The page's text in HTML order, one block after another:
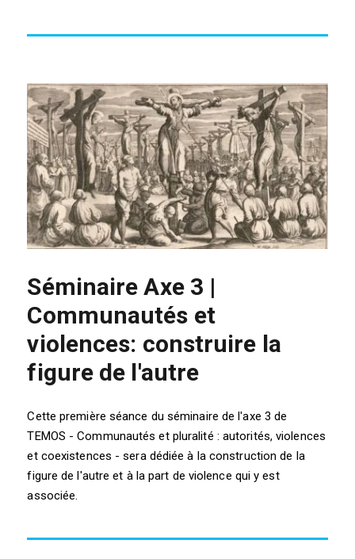
Séminaire Axe 3 |
Communautés et
violences: construire la
figure de l'autre
Cette première séance du séminaire de l'axe 3 de
TEMOS - Communautés et pluralité : autorités, violences
et coexistences - sera dédiée à la construction de la
figure de l'autre et à la part de violence qui y est
associée.